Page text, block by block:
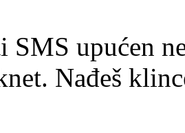
SMS upućen
Nađeš